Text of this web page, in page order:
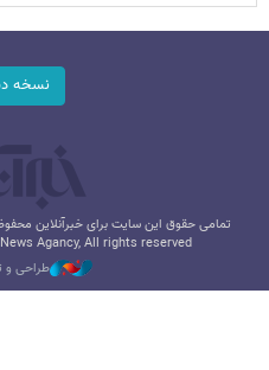
نسخه
تمامی حقوق این سایت برای خبرآنلاین
Agancy, All rights reserved
طراحی و